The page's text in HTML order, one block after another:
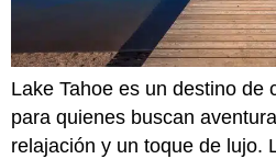
Lake Tahoe es un destino de
para quienes buscan
relajación y un toque de lujo.